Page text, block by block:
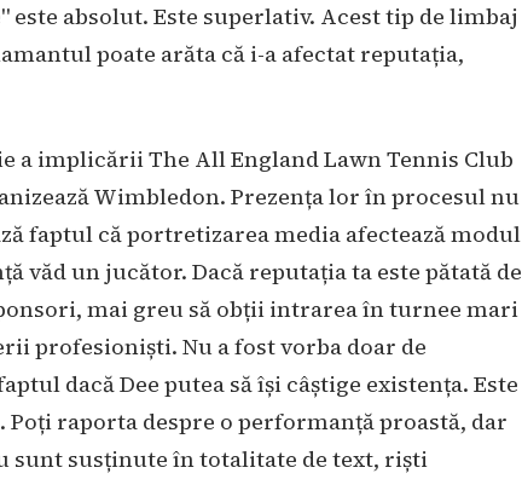
este absolut. Este superlativ. Acest tip de limbaj
poate arăta că i-a afectat reputația,
a implicării The All England Lawn Tennis Club
Wimbledon. Prezența lor în procesul nu
faptul că portretizarea media afectează modul
văd un jucător. Dacă reputația ta este pătată de
mai greu să obții intrarea în turnee mari
profesioniști. Nu a fost vorba doar de
dacă Dee putea să își câștige existența. Este
raporta despre o performanță proastă, dar
sunt susținute în totalitate de text, riști